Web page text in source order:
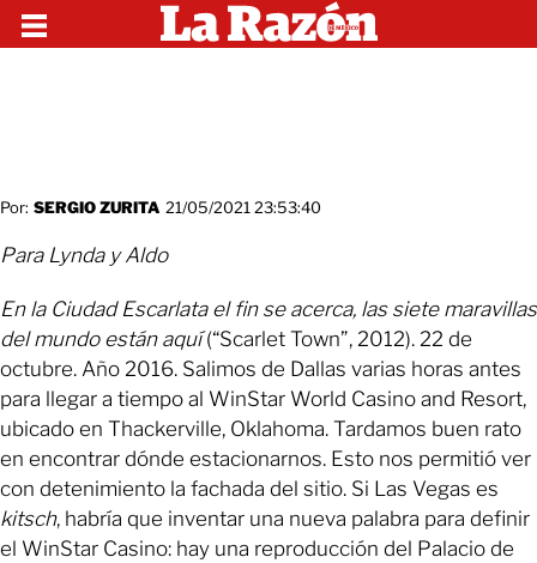
Por: SERGIO ZURITA 21/05/2021 23:53:40
Para Lynda y Aldo
En la Ciudad Escarlata el fin se acerca, las siete maravillas
del mundo están aquí(“Scarlet Town”, 2012). 22 de
octubre. Año 2016. Salimos de Dallas varias horas antes
para llegar a tiempo al WinStar World Casino and Resort,
ubicado en Thackerville, Oklahoma. Tardamos buen rato
en encontrar dónde estacionarnos. Esto nos permitió ver
con detenimiento la fachada del sitio. Si Las Vegas es
kitsch, habría que inventar una nueva palabra para definir
el WinStar Casino: hay una reproducción del Palacio de